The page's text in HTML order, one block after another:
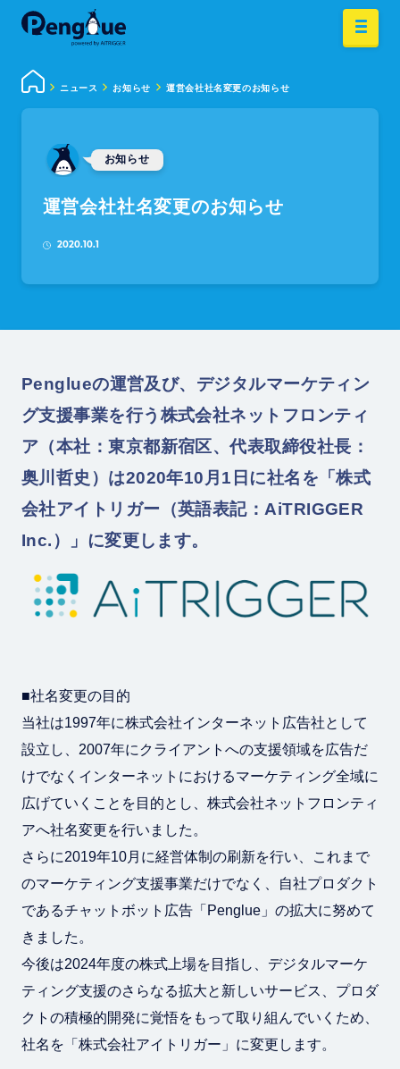
ニュース お知らせ 運営会社社名変更のお知らせ
お知らせ
運営会社社名変更のお知らせ
2020.10.1
Penglueの運営及び、デジタルマーケティン
グ支援事業を行う株式会社ネットフロンティ
ア（本社：東京都新宿区、代表取締役社長：
奥川哲史）は2020年10月1日に社名を「株式
会社アイトリガー（英語表記：AiTRIGGER
Inc.）」に変更します。
■社名変更の目的
当社は1997年に株式会社インターネット広告社として
設立し、2007年にクライアントへの支援領域を広告だ
けでなくインターネットにおけるマーケティング全域に
広げていくことを目的とし、株式会社ネットフロンティ
アへ社名変更を行いました。
さらに2019年10月に経営体制の刷新を行い、これまで
のマーケティング支援事業だけでなく、自社プロダクト
であるチャットボット広告「Penglue」の拡大に努めて
きました。
今後は2024年度の株式上場を目指し、デジタルマーケ
ティング支援のさらなる拡大と新しいサービス、プロダ
クトの積極的開発に覚悟をもって取り組んでいくため、
社名を「株式会社アイトリガー」に変更します。